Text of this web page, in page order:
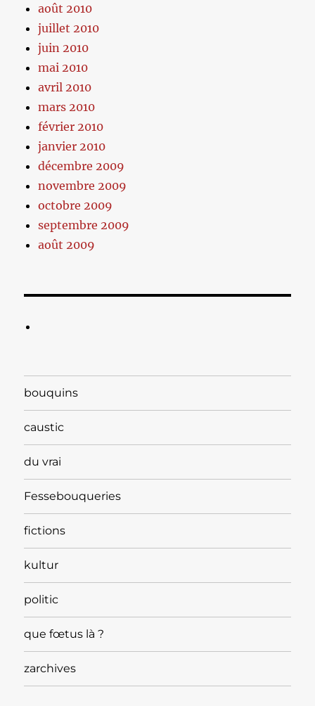
août 2010
juillet 2010
juin 2010
mai 2010
avril 2010
mars 2010
février 2010
janvier 2010
décembre 2009
novembre 2009
octobre 2009
septembre 2009
août 2009
bouquins
caustic
du vrai
Fessebouqueries
fictions
kultur
politic
que fœtus là ?
zarchives